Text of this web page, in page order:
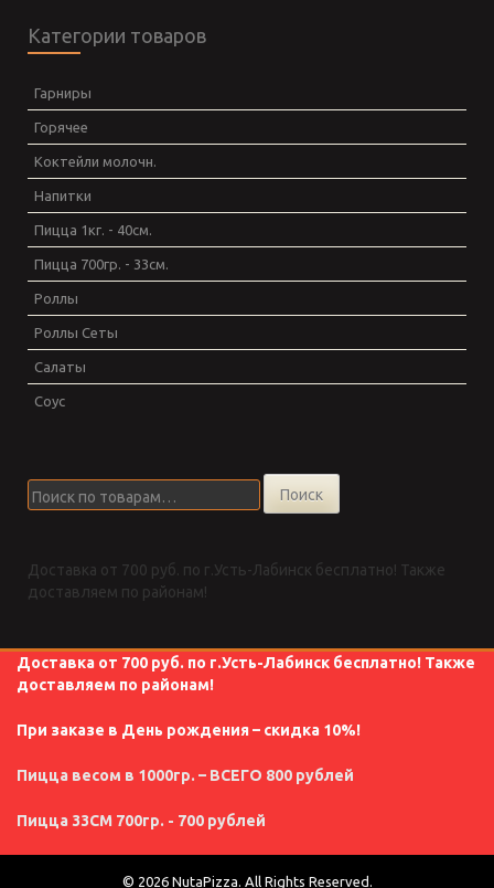
Категории товаров
Гарниры
Горячее
Коктейли молочн.
Напитки
Пицца 1кг. - 40см.
Пицца 700гр. - 33см.
Роллы
Роллы Сеты
Салаты
Соус
Искать:
Поиск
Доставка от 700 руб. по г.Усть-Лабинск бесплатно! Также
доставляем по районам!
Доставка от 700 руб. по г.Усть-Лабинск бесплатно! Также
доставляем по районам!
При заказе в День рождения – скидка 10%!
Пицца весом в 1000гр. – ВСЕГО 800 рублей
Пицца 33СМ 700гр. - 700 рублей
© 2026 NutaPizza. All Rights Reserved.